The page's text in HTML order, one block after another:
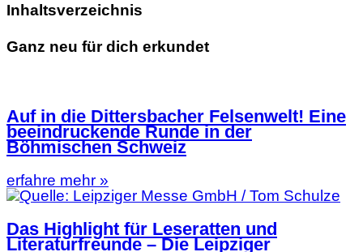
Inhaltsverzeichnis
Ganz neu für dich erkundet
Auf in die Dittersbacher Felsenwelt! Eine
beeindruckende Runde in der
Böhmischen Schweiz
erfahre mehr »
Das Highlight für Leseratten und
Literaturfreunde – Die Leipziger